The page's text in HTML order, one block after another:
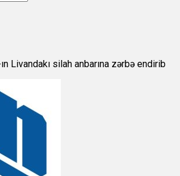
Livandakı silah anbarına zərbə endirib